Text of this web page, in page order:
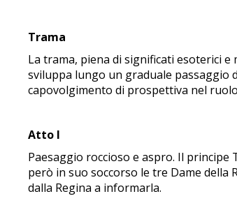
Trama
La trama, piena di significati esoterici
sviluppa lungo un graduale passaggio
capovolgimento di prospettiva nel
Atto I
Paesaggio roccioso e aspro. Il
però in suo soccorso le tre Dame
dalla Regina a informarla.